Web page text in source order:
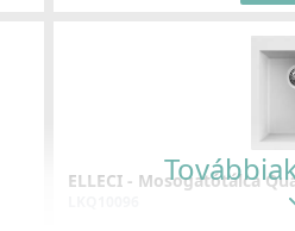
ELLECI - Mosogatótálca